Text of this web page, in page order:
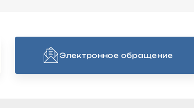
Электронное обращение